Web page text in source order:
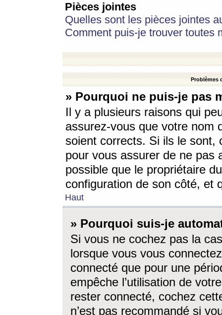
Pièces jointes
Quelles sont les pièces jointes
Comment puis-je trouver toutes
Problèmes
» Pourquoi ne puis-je pas
Il y a plusieurs raisons qui
assurez-vous que votre nom
soient corrects. Si ils le sont,
pour vous assurer de ne pas
possible que le propriétaire
configuration de son côté, et
Haut
» Pourquoi suis-je
Si vous ne cochez pas la
lorsque vous vous
connecté que pour une
empêche l’utilisation de
rester connecté, cochez
n’est pas recommandé si